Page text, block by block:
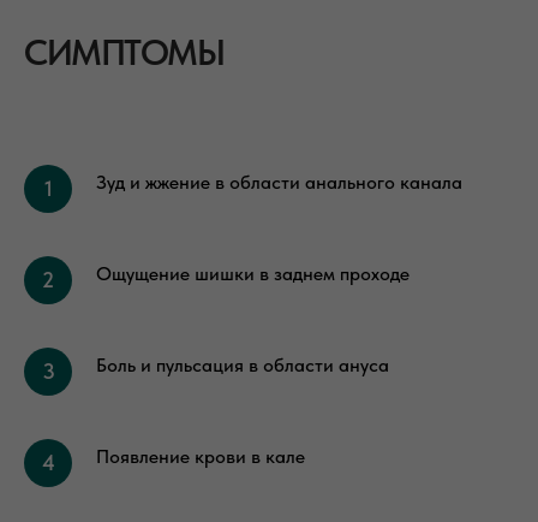
СИМПТОМЫ
Зуд и жжение в области анального канала
Ощущение шишки в заднем проходе
Боль и пульсация в области ануса
Появление крови в кале